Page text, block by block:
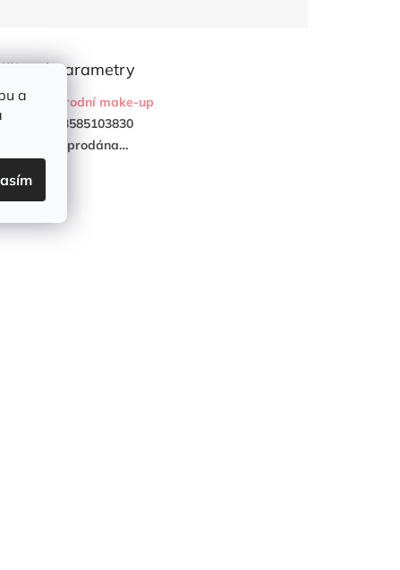
a
parametry
Přírodní make-up
843585103830
byla vyprodána…